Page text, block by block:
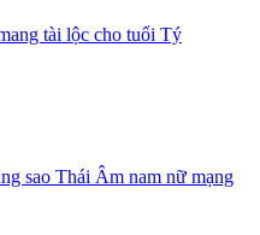
tài lộc cho tuổi Tý
sao Thái Âm nam nữ mạng